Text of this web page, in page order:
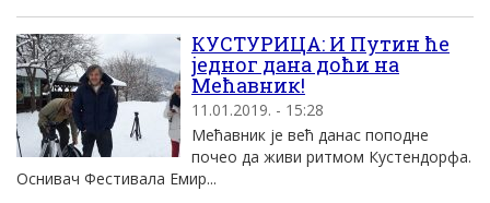
КУСТУРИЦА: И Путин ће
једног дана доћи на
Мећавник!
11.01.2019. - 15:28
Мећавник је већ данас поподне
почео да живи ритмом Кустендорфа.
Оснивач Фестивала Емир...